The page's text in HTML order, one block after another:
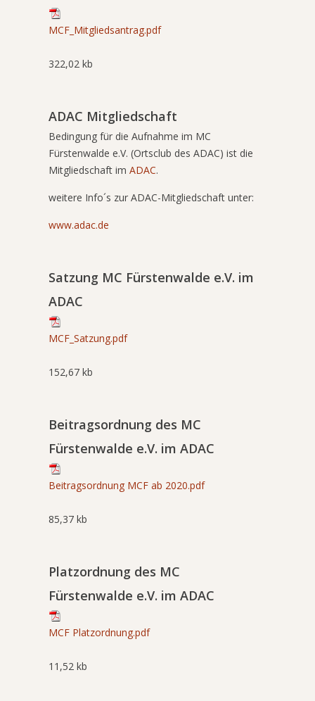
MCF_Mitgliedsantrag.pdf
322,02 kb
ADAC Mitgliedschaft
Bedingung für die Aufnahme im MC
Fürstenwalde e.V. (Ortsclub des ADAC) ist die
Mitgliedschaft im ADAC.
weitere Info´s zur ADAC-Mitgliedschaft unter:
www.adac.de
Satzung MC Fürstenwalde e.V. im
ADAC
MCF_Satzung.pdf
152,67 kb
Beitragsordnung des MC
Fürstenwalde e.V. im ADAC
Beitragsordnung MCF ab 2020.pdf
85,37 kb
Platzordnung des MC
Fürstenwalde e.V. im ADAC
MCF Platzordnung.pdf
11,52 kb